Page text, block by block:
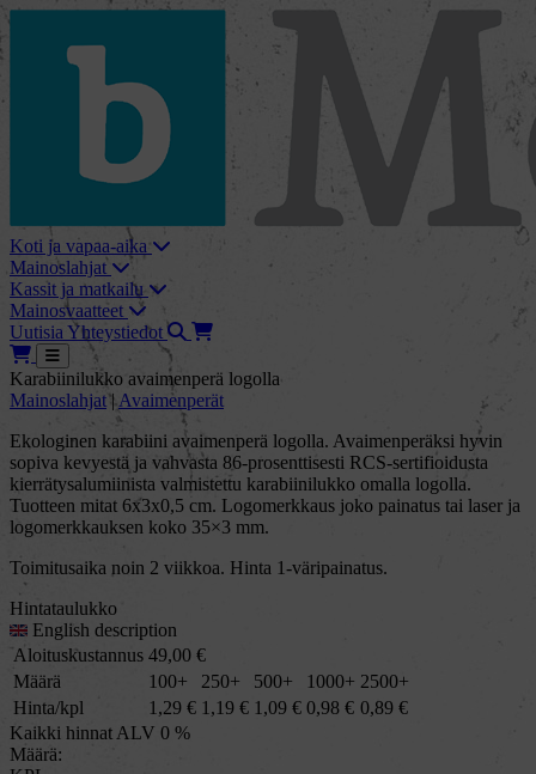
skip_to_content
bMore
Koti ja vapaa-aika
Mainoslahjat
Kassit ja matkailu
Mainosvaatteet
Uutisia Yhteystiedot HakuTarjouskori
Tarjouskori
Avaa
Karabiinilukko avaimenperä logolla
Mainoslahjat | Avaimenperät
Ekologinen karabiini avaimenperä logolla. Avaimenperäksi hyvin
sopiva kevyestä ja vahvasta 86-prosenttisesti RCS-sertifioidusta
kierrätysalumiinista valmistettu karabiinilukko omalla logolla.
Tuotteen mitat 6x3x0,5 cm. Logomerkkaus joko painatus tai laser ja
logomerkkauksen koko 35×3 mm.
Toimitusaika noin 2 viikkoa. Hinta 1-väripainatus.
Hintataulukko
English description
Aloituskustannus 49,00 €
Määrä
100+ 250+ 500+ 1000+ 2500+
Hinta/kpl
1,29 € 1,19 € 1,09 € 0,98 € 0,89 €
Kaikki hinnat ALV 0 %
Määrä: